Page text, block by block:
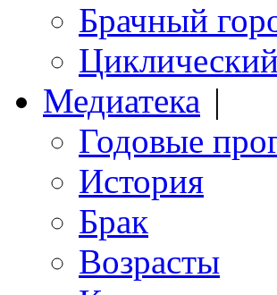
Брачный
Медиатека |
Годовые
История
Брак
Возрасты